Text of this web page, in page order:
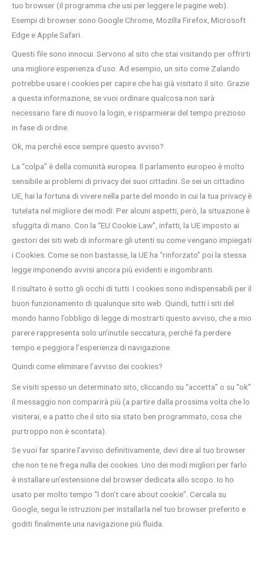
tuo browser (il programma che usi per leggere le pagine web).
Esempi di browser sono Google Chrome, Mozilla Firefox, Microsoft
Edge e Apple Safari.
Questi file sono innocui. Servono al sito che stai visitando per offrirti
una migliore esperienza d’uso. Ad esempio, un sito come Zalando
potrebbe usare i cookies per capire che hai già visitato il sito. Grazie
a questa informazione, se vuoi ordinare qualcosa non sarà
necessario fare di nuovo la login, e risparmierai del tempo prezioso
in fase di ordine.
Ok, ma perchè esce sempre questo avviso?
La “colpa” è della comunità europea. Il parlamento europeo è molto
sensibile ai problemi di privacy dei suoi cittadini. Se sei un cittadino
UE, hai la fortuna di vivere nella parte del mondo in cui la tua privacy è
tutelata nel migliore dei modi. Per alcuni aspetti, però, la situazione è
sfuggita di mano. Con la “EU Cookie Law”, infatti, la UE imposto ai
gestori dei siti web di informare gli utenti su come vengano impiegati
i Cookies. Come se non bastasse, la UE ha “rinforzato” poi la stessa
legge imponendo avvisi ancora più evidenti e ingombranti.
Il risultato è sotto gli occhi di tutti. I cookies sono indispensabili per il
buon funzionamento di qualunque sito web. Quindi, tutti i siti del
mondo hanno l’obbligo di legge di mostrarti questo avviso, che a mio
parere rappresenta solo un’inutile seccatura, perché fa perdere
tempo e peggiora l’esperienza di navigazione.
Quindi come eliminare l’avviso dei cookies?
Se visiti spesso un determinato sito, cliccando su “accetta” o su “ok”
il messaggio non comparirà più (a partire dalla prossima volta che lo
visiterai, e a patto che il sito sia stato ben programmato, cosa che
purtroppo non è scontata).
Se vuoi far sparire l’avviso definitivamente, devi dire al tuo browser
che non te ne frega nulla dei cookies. Uno dei modi migliori per farlo
è installare un’estensione del browser dedicata allo scopo. Io ho
usato per molto tempo “I don’t care about cookie”. Cercala su
Google, segui le istruzioni per installarla nel tuo browser preferito e
goditi finalmente una navigazione più fluida.